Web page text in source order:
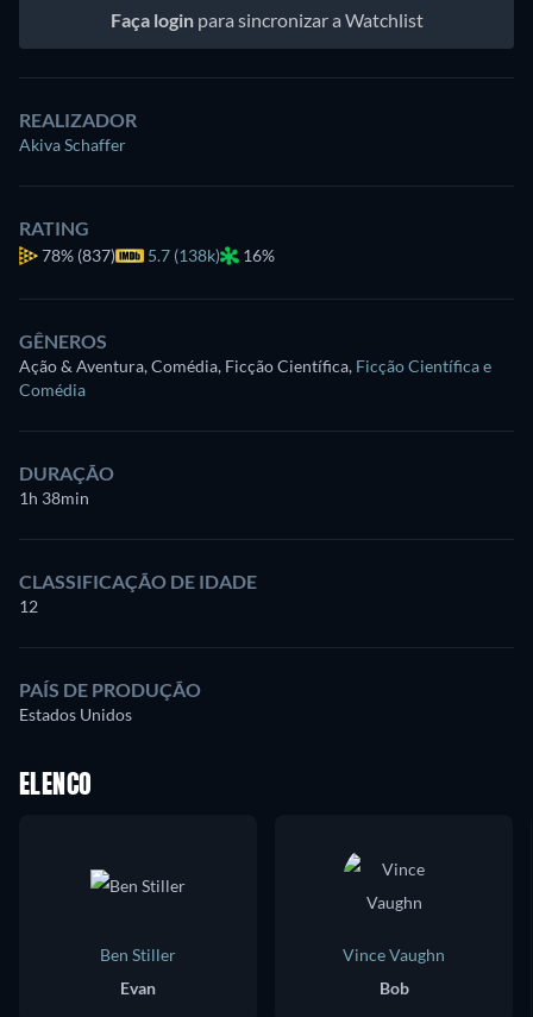
Faça loginpara sincronizar a Watchlist
REALIZADOR
Akiva Schaffer
RATING
78% (837) 5.7 (138k) 16%
GÊNEROS
Ação & Aventura, Comédia, Ficção Científica, Ficção Científica e
Comédia
DURAÇÃO
1h 38min
CLASSIFICAÇÃO DE IDADE
12
PAÍS DE PRODUÇÃO
Estados Unidos
ELENCO
Ben Stiller
Evan
Vince Vaughn
Bob